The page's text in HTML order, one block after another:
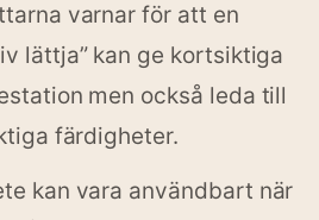
varnar för att en
lättja” kan ge kortsiktiga
men också leda till
färdigheter.
kan vara användbart när